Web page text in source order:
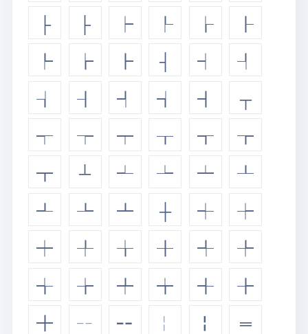
├
├ ┝ ┞ ┟
┠
┡
┢ ┣ ┤ ┥
┦
┧
┨ ┩ ┪ ┫
┬
┭
┮ ┯ ┰ ┱
┲
┳
┴ ┵ ┶ ┷
┸
┹
┺ ┻ ┼ ┽
┾
┿
╀ ╁ ╂ ╃
╄
╅
╆ ╇ ╈ ╉
╊
╋
╌ ╍ ╎ ╏
═